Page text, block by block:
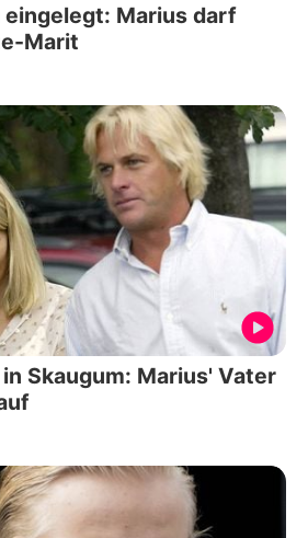
eingelegt: Marius darf
Marit
Skaugum: Marius' Vater